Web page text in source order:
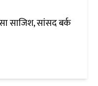
साजिश, सांसद बर्क